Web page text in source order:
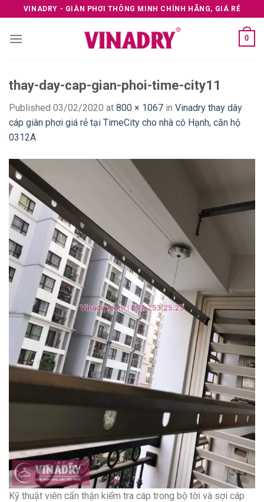
to
content
VINADRY - GIÀN PHƠI THÔNG MINH CHÍNH HÃNG, GIÁ RẺ
0
thay-day-cap-gian-phoi-time-city11
Published 03/02/2020 at 800 × 1067 in Vinadry thay dây
cáp giàn phơi giá rẻ tại TimeCity cho nhà cô Hạnh, căn hộ
0312A
Kỹ thuật viên cẩn thận kiểm tra cáp trong bộ tời và sợi cáp